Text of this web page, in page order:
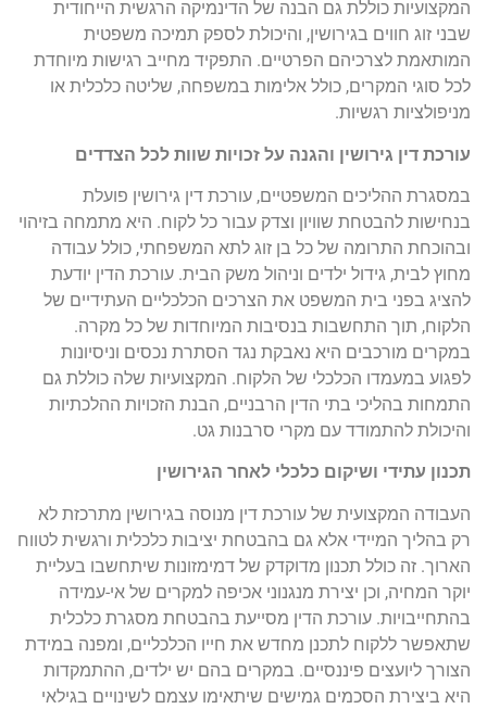
המקצועיות כוללת גם הבנה של הדינמיקה הרגשית הייחודית
שבני זוג חווים בגירושין, והיכולת לספק תמיכה משפטית
המותאמת לצרכיהם הפרטיים. התפקיד מחייב רגישות מיוחדת
לכל סוגי המקרים, כולל אלימות במשפחה, שליטה כלכלית או
מניפולציות רגשיות.
עורכת דין גירושין והגנה על זכויות שוות לכל הצדדים
במסגרת ההליכים המשפטיים, עורכת דין גירושין פועלת
בנחישות להבטחת שוויון וצדק עבור כל לקוח. היא מתמחה בזיהוי
ובהוכחת התרומה של כל בן זוג לתא המשפחתי, כולל עבודה
מחוץ לבית, גידול ילדים וניהול משק הבית. עורכת הדין יודעת
להציג בפני בית המשפט את הצרכים הכלכליים העתידיים של
הלקוח, תוך התחשבות בנסיבות המיוחדות של כל מקרה.
במקרים מורכבים היא נאבקת נגד הסתרת נכסים וניסיונות
לפגוע במעמדו הכלכלי של הלקוח. המקצועיות שלה כוללת גם
התמחות בהליכי בתי הדין הרבניים, הבנת הזכויות ההלכתיות
והיכולת להתמודד עם מקרי סרבנות גט.
תכנון עתידי ושיקום כלכלי לאחר הגירושין
העבודה המקצועית של עורכת דין מנוסה בגירושין מתרכזת לא
רק בהליך המיידי אלא גם בהבטחת יציבות כלכלית ורגשית לטווח
הארוך. זה כולל תכנון מדוקדק של דמימזונות שיתחשבו בעליית
יוקר המחיה, וכן יצירת מנגנוני אכיפה למקרים של אי-עמידה
בהתחייבויות. עורכת הדין מסייעת בהבטחת מסגרת כלכלית
שתאפשר ללקוח לתכנן מחדש את חייו הכלכליים, ומפנה במידת
הצורך ליועצים פיננסיים. במקרים בהם יש ילדים, ההתמקדות
היא ביצירת הסכמים גמישים שיתאימו עצמם לשינויים בגילאי